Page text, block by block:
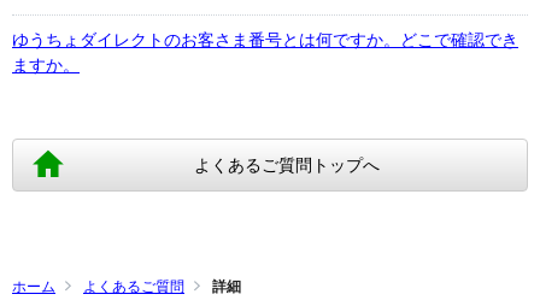
ゆうちょダイレクトのお客さま番号とは何ですか。どこで確認でき
ますか。
よくあるご質問トップへ
ホーム よくあるご質問 詳細